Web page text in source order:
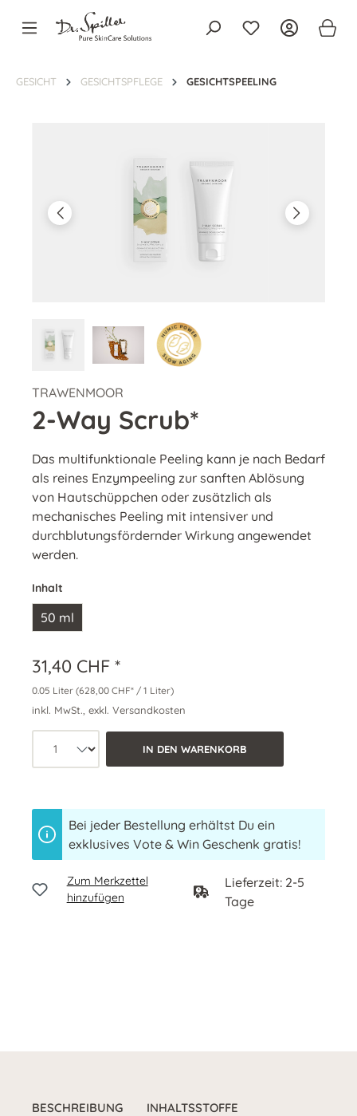
springen
GESICHT GESICHTSPFLEGE GESICHTSPEELING
TRAWENMOOR
2-Way Scrub*
Das multifunktionale Peeling kann je nach Bedarf
als reines Enzympeeling zur sanften Ablösung
von Hautschüppchen oder zusätzlich als
mechanisches Peeling mit intensiver und
durchblutungsfördernder Wirkung angewendet
werden.
Inhalt
50 ml
31,40 CHF *
0.05 Liter (628,00 CHF* / 1 Liter)
inkl. MwSt., exkl. Versandkosten
Produkt Anzahl: Wähle die
IN DEN WARENKORB
Bei jeder Bestellung erhältst Du ein
exklusives Vote & Win Geschenk gratis!
Zum Merkzettel
hinzufügen
Lieferzeit: 2-5
Tage
BESCHREIBUNG INHALTSSTOFFE